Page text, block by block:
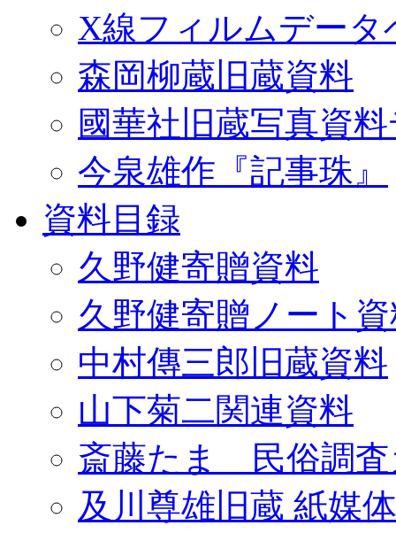
X線フィルムデータ
森岡柳蔵旧蔵資料
國華社旧蔵写真資
今泉雄作『記事珠』
資料目録
久野健寄贈資料
久野健寄贈ノート
中村傳三郎旧蔵資料
山下菊二関連資料
斎藤たま 民俗調査
及川尊雄旧蔵 紙媒